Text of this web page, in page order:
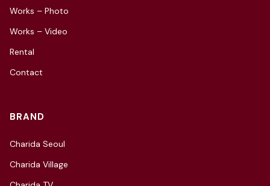
Works – Photo
Works – Video
Rental
Contact
BRAND
Charida Seoul
Charida Village